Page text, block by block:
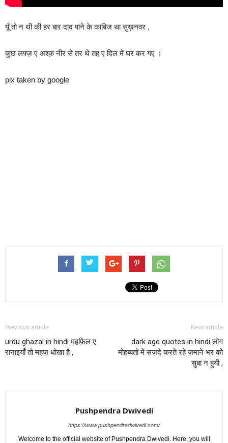
यूँ तो न थी की हर बार दाद पाने के काबिज था सुख़नवर ,
कुछ लफ्ज़ ए अश्क़ नीर से तर थे तह ए दिल में घर कर गए ।
pix taken by google
Previous article
urdu ghazal in hindi महफ़िल ए
रानाइयाँ तो महज़ धोखा है ,
Next article
dark age quotes in hindi लोग
मोहब्बतों में सज़दे करते रहे ज़माने भर को
सुबा न हुयी ,
Pushpendra Dwivedi
https://www.pushpendradwivedi.com/
Welcome to the official website of Pushpendra Dwivedi. Here, you will